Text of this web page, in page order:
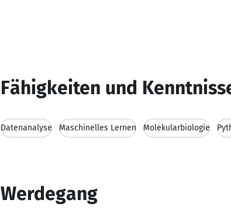
Fähigkeiten und
Datenanalyse Maschinelles Lernen Molekularbiologie
Werdegang